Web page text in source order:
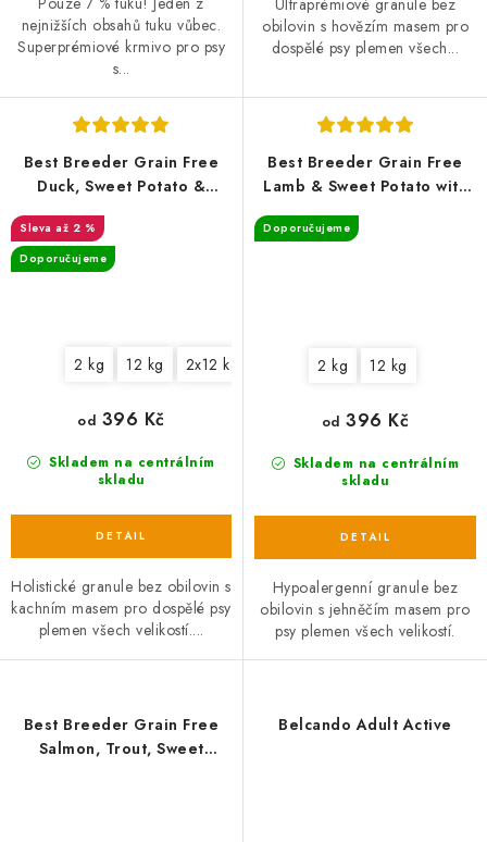
nejnižších obsahů tuku vůbec.
Superprémiové krmivo pro psy
s...
obilovin s hovězím masem pro
dospělé psy plemen všech...
Best Breeder Grain Free
Duck, Sweet Potato &
Orange
až 2 %
Doporučujeme
2 kg 12 kg 2x12 kg
Skladem na centrálním
skladu
od 396 Kč
Holistické granule bez obilovin s
kachním masem pro dospělé psy
plemen všech velikostí....
Best Breeder Grain Free
Lamb & Sweet Potato with
Mint
Doporučujeme
2 kg 12 kg
Skladem na centrálním
skladu
od 396 Kč
Hypoalergenní granule bez
obilovin s jehněčím masem pro
psy plemen všech velikostí.
Best Breeder Grain Free
Salmon, Trout, Sweet
Belcando Adult Active